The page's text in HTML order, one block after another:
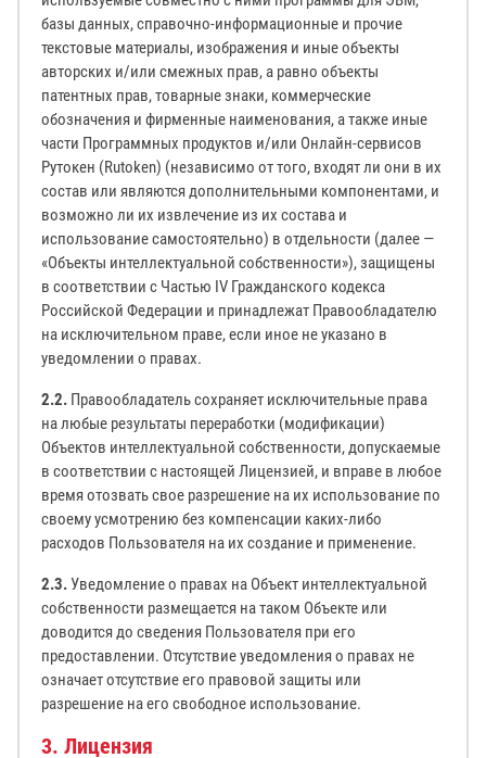
базы данных, справочно-информационные и прочие
текстовые материалы, изображения и иные объекты
авторских и/или смежных прав, а равно объекты
патентных прав, товарные знаки, коммерческие
обозначения и фирменные наименования, а также иные
части Программных продуктов и/или Онлайн-сервисов
Рутокен (Rutoken) (независимо от того, входят ли они в их
состав или являются дополнительными компонентами, и
возможно ли их извлечение из их состава и
использование самостоятельно) в отдельности (далее —
«Объекты интеллектуальной собственности»), защищены
в соответствии с Частью IV Гражданского кодекса
Российской Федерации и принадлежат Правообладателю
на исключительном праве, если иное не указано в
уведомлении о правах.
2.2. Правообладатель сохраняет исключительные права
на любые результаты переработки (модификации)
Объектов интеллектуальной собственности, допускаемые
в соответствии с настоящей Лицензией, и вправе в любое
время отозвать свое разрешение на их использование по
своему усмотрению без компенсации каких-либо
расходов Пользователя на их создание и применение.
2.3.Уведомление о правах на Объект интеллектуальной
собственности размещается на таком Объекте или
доводится до сведения Пользователя при его
предоставлении. Отсутствие уведомления о правах не
означает отсутствие его правовой защиты или
разрешение на его свободное использование.
3. Лицензия